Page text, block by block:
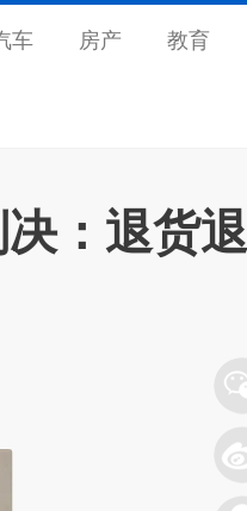
车 房产 教育
：退货退